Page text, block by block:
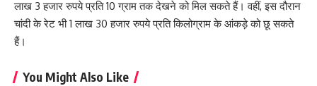
लाख 3 हजार रुपये प्रति 10 ग्राम तक देखने को मिल सकते हैं। वहीं, इस दौरान
चांदी के रेट भी 1 लाख 30 हजार रुपये प्रति किलोग्राम के आंकड़े को छू सकते
हैं।
You Might Also Like